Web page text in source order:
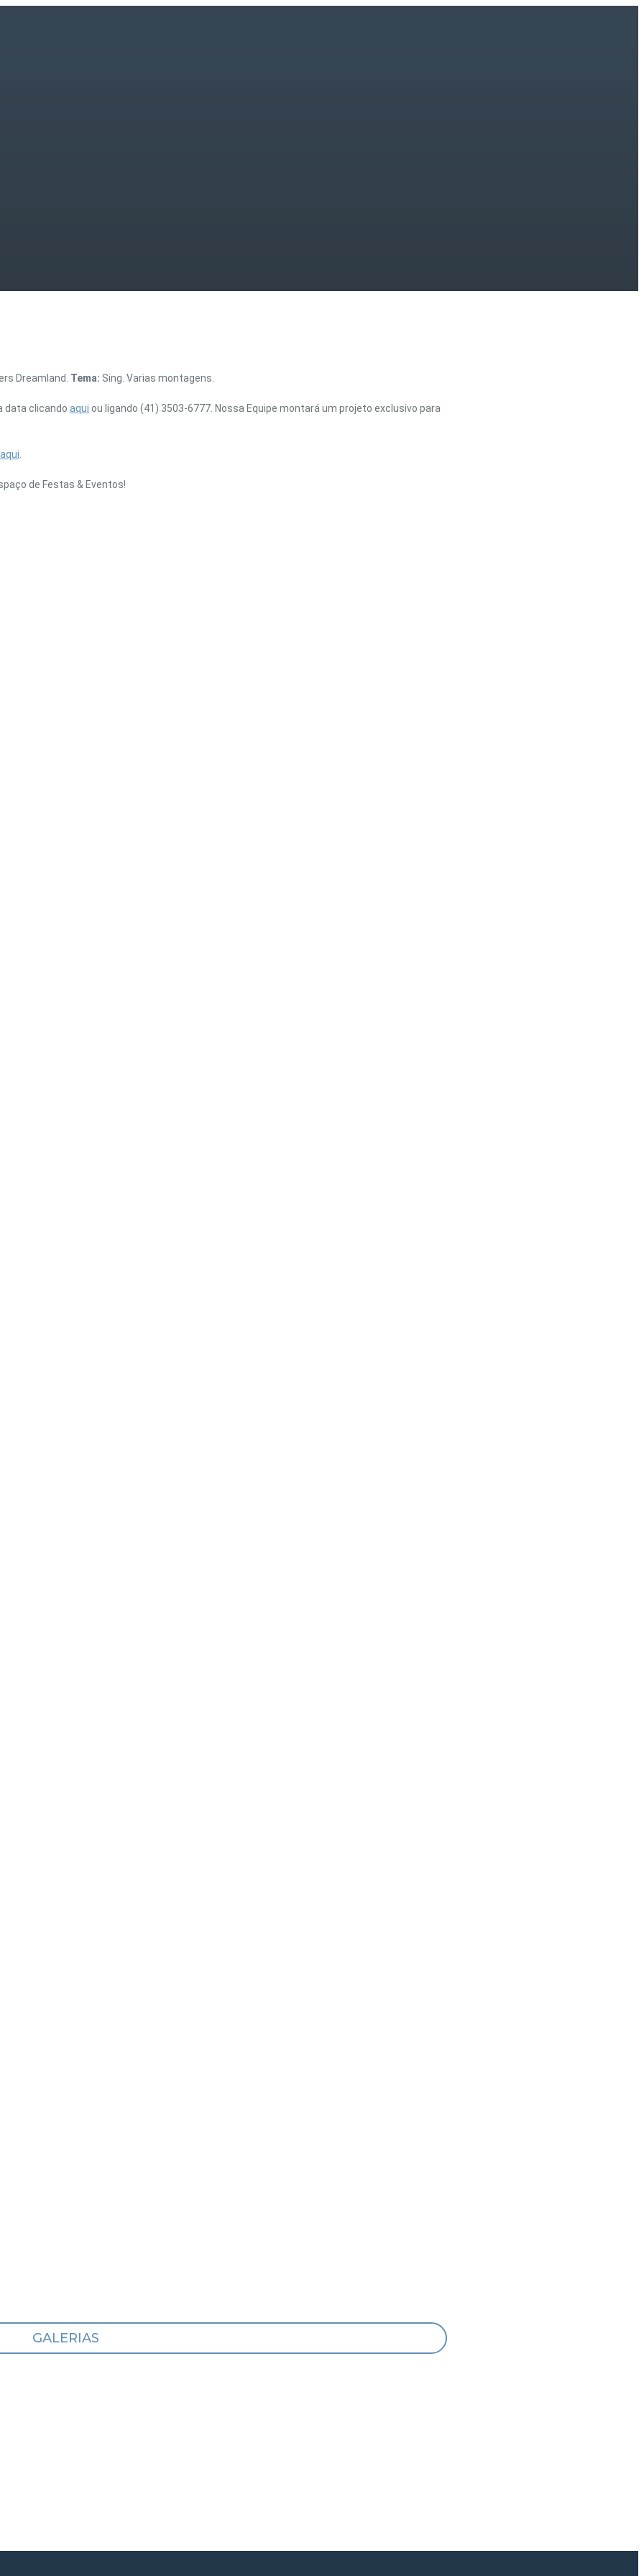
Dreamland. Tema: Sing. Varias montagens.
data clicando aqui ou ligando (41) 3503-6777. Nossa Equipe montará um projeto exclusivo para
aqui
de Festas & Eventos!
GALERIAS